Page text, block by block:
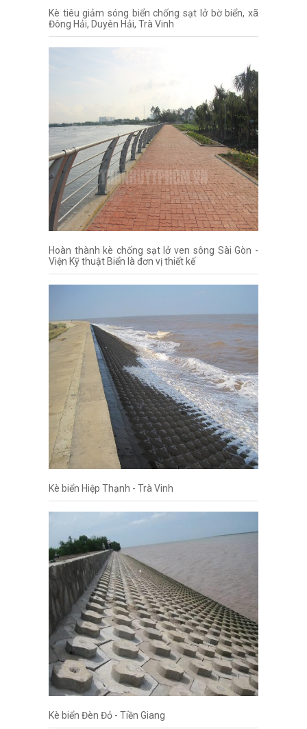
Kè tiêu giảm sóng biển chống sạt lở bờ biển, xã
Đông Hải, Duyên Hải, Trà Vinh
Hoàn thành kè chống sạt lở ven sông Sài Gòn -
Viện Kỹ thuật Biển là đơn vị thiết kế
Kè biển Hiệp Thạnh - Trà Vinh
Kè biển Đèn Đỏ - Tiền Giang